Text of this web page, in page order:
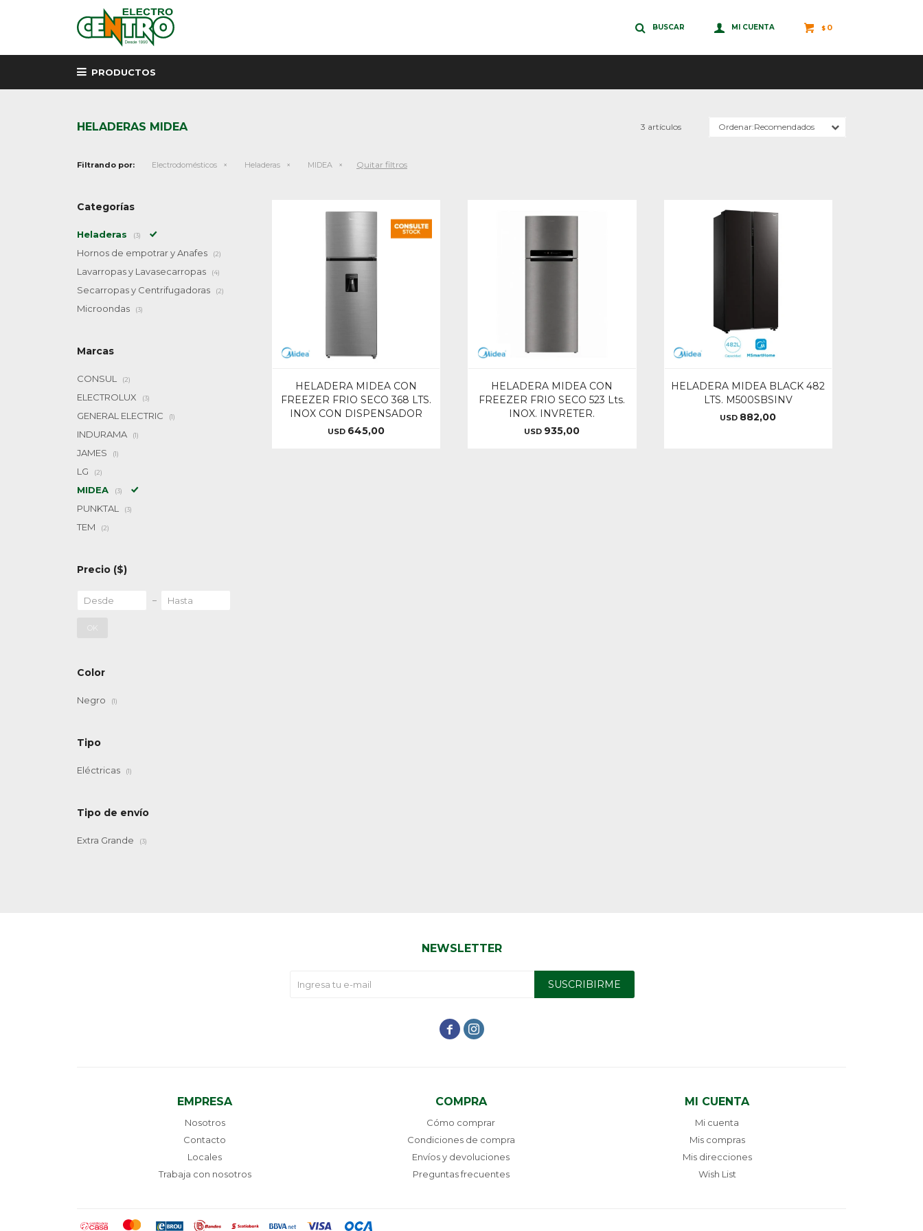
PRODUCTOS
$ 0
HELADERAS MIDEA 3 artículos Recomendados
Filtrando por: Electrodomésticos Heladeras MIDEA Quitar filtros
HELADERA MIDEA CON
FREEZER FRIO SECO 368 LTS.
INOX CON DISPENSADOR
USD 645,00
HELADERA MIDEA CON
FREEZER FRIO SECO 523 Lts.
INOX. INVRETER.
USD 935,00
HELADERA MIDEA BLACK 482
LTS. M500SBSINV
USD 882,00
Categorías
Heladeras (3)
Hornos de empotrar y Anafes (2)
Lavarropas y Lavasecarropas (4)
Secarropas y Centrifugadoras (2)
Microondas (3)
Marcas
CONSUL (2)
ELECTROLUX (3)
GENERAL ELECTRIC (1)
INDURAMA (1)
JAMES (1)
LG (2)
MIDEA (3)
PUNKTAL (3)
TEM (2)
Precio ($)
OK
Color
Negro (1)
Tipo
Eléctricas (1)
Tipo de envío
Extra Grande (3)
EMPRESA
Nosotros
Contacto
Locales
Trabaja con nosotros
COMPRA
Cómo comprar
Condiciones de compra
Envíos y devoluciones
Preguntas frecuentes
MI CUENTA
Mi cuenta
Mis compras
Mis direcciones
Wish List
NEWSLETTER
SUSCRIBIRME
 